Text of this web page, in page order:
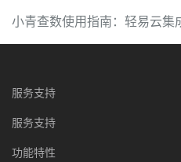
小青查数使用指南：轻易云集
服务支持
服务支持
功能特性